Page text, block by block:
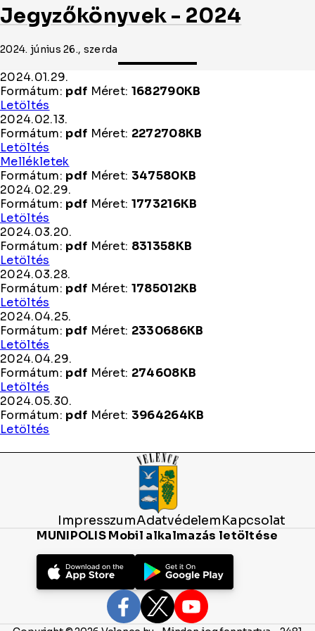
Jegyzőkönyvek - 2024
2024. június 26., szerda
2024.01.29.
Formátum: pdf Méret: 1682790KB
Letöltés
2024.02.13.
Formátum: pdf Méret: 2272708KB
Letöltés
Mellékletek
Formátum: pdf Méret: 347580KB
2024.02.29.
Formátum: pdf Méret: 1773216KB
Letöltés
2024.03.20.
Formátum: pdf Méret: 831358KB
Letöltés
2024.03.28.
Formátum: pdf Méret: 1785012KB
Letöltés
2024.04.25.
Formátum: pdf Méret: 2330686KB
Letöltés
2024.04.29.
Formátum: pdf Méret: 274608KB
Letöltés
2024.05.30.
Formátum: pdf Méret: 3964264KB
Letöltés
ImpresszumAdatvédelemKapcsolat
MUNIPOLIS Mobil alkalmazás letöltése